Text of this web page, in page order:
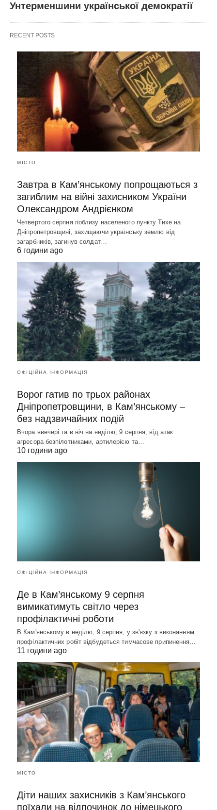
Унтерменшини української демократії
RECENT POSTS
МІСТО
Завтра в Кам’янському попрощаються з
загиблим на війні захисником України
Олександром Андрієнком
Четвертого серпня поблизу населеного пункту Тихе на
Дніпропетровщині, захищаючи українську землю від
загарбників, загинув солдат…
6 години ago
ОФІЦІЙНА ІНФОРМАЦІЯ
Ворог гатив по трьох районах
Дніпропетровщини, в Кам’янському –
без надзвичайних подій
Вчора ввечері та в ніч на неділю, 9 серпня, від атак
агресора безпілотниками, артилерією та…
10 години ago
ОФІЦІЙНА ІНФОРМАЦІЯ
Де в Кам’янському 9 серпня
вимикатимуть світло через
профілактичні роботи
В Кам'янському в неділю, 9 серпня, у зв'язку з виконанням
профілактичних робіт відбудеться тимчасове припинення…
11 години ago
МІСТО
Діти наших захисників з Кам’янського
поїхали на відпочинок до німецького